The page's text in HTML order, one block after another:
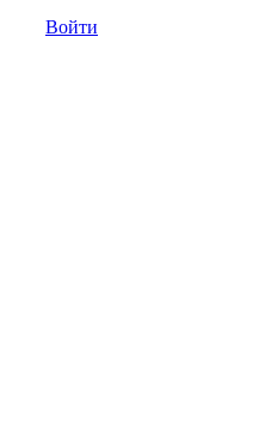
Войти